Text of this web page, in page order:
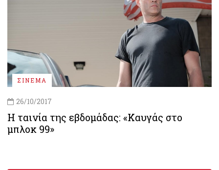
ΣΙΝΕΜΑ
26/10/2017
Η ταινία της εβδομάδας: «Καυγάς στο
μπλοκ 99»